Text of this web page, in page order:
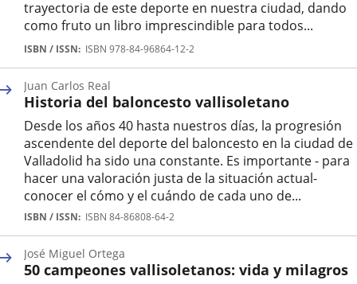
trayectoria de este deporte en nuestra ciudad, dando
como fruto un libro imprescindible para todos...
Autor
ISBN / ISSN ISBN 978-84-96864-12-2
Historia del baloncesto vallisoletano
Desde los años 40 hasta nuestros días, la progresión
ascendente del deporte del baloncesto en la ciudad de
Valladolid ha sido una constante. Es importante - para
hacer una valoración justa de la situación actual-
conocer el cómo y el cuándo de cada uno de...
Autor
Juan Carlos Real
ISBN / ISSN ISBN 84-86808-64-2
50 campeones vallisoletanos: vida y milagros
José Miguel Ortega